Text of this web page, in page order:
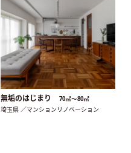
無垢のはじまり 70㎡〜80㎡
埼玉県 ／マンションリノベーション